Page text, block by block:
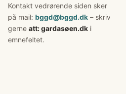
Kontakt vedrørende siden sker
på mail: bggd@bggd.dk – skriv
gerne att: gardasøen.dk i
emnefeltet.